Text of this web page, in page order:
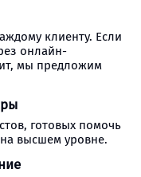
клиенту. Если
онлайн-
мы предложим
готовых помочь
высшем уровне.